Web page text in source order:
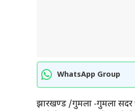
WhatsApp Group
झारखण्ड /गुमला -गुमला सदर